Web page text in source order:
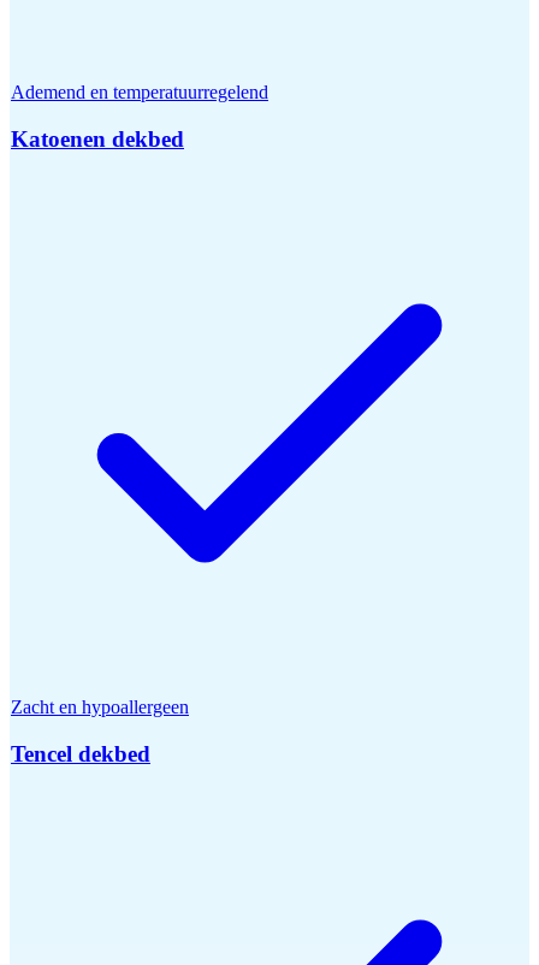
Ademend en temperatuurregelend
Katoenen dekbed
Zacht en hypoallergeen
Tencel dekbed